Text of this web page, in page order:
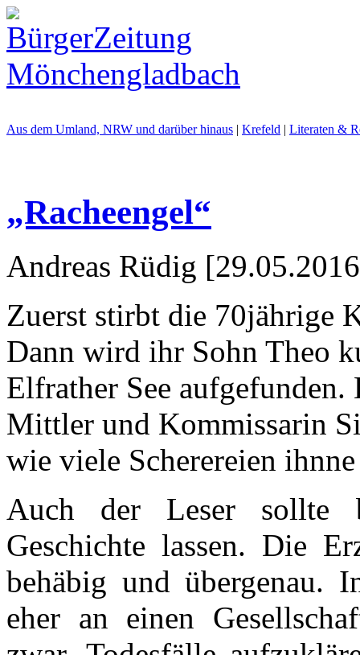
Aus dem Umland, NRW und darüber hinaus | Krefeld | Literaten &
„Racheengel“
Andreas Rüdig
Zuerst stirbt die 70jährige
Dann wird ihr Sohn Theo
Elfrather See
Mittler und Kommissarin
wie viele Scherereien
Auch der Leser sollte
Geschichte lassen. Die
behäbig und übergenau.
eher an einen